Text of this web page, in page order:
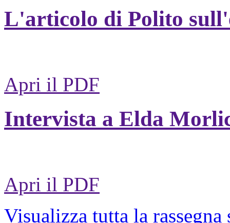
L'articolo di Polito
Apri il PDF
Intervista a Elda
Apri il PDF
Visualizza tutta la rassegna